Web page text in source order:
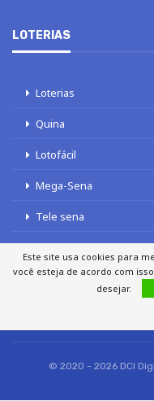
LOTERIAS
Loterias
Quina
Lotofácil
Mega-Sena
Tele sena
© 2020 - 2026 DCI
Este site usa cookies para
você esteja de acordo com
desejar.